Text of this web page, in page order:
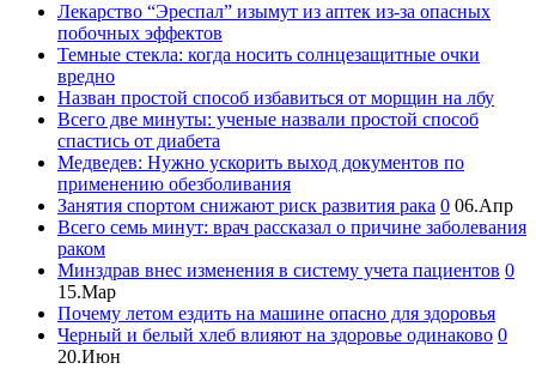
Лекарство “Эреспал” изымут из аптек из-за опасных
побочных эффектов
Темные стекла: когда носить солнцезащитные очки
вредно
Назван простой способ избавиться от морщин на лбу
Всего две минуты: ученые назвали простой способ
спастись от диабета
Медведев: Нужно ускорить выход документов по
применению обезболивания
Занятия спортом снижают риск развития рака 0 06.Апр
Всего семь минут: врач рассказал о причине заболевания
раком
Минздрав внес изменения в систему учета пациентов 0
15.Мар
Почему летом ездить на машине опасно для здоровья
Черный и белый хлеб влияют на здоровье одинаково 0
20.Июн